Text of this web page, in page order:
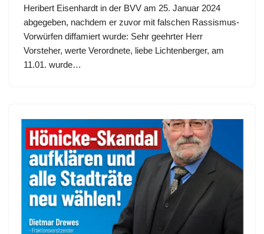
Heribert Eisenhardt in der BVV am 25. Januar 2024
abgegeben, nachdem er zuvor mit falschen Rassismus-
Vorwürfen diffamiert wurde: Sehr geehrter Herr
Vorsteher, werte Verordnete, liebe Lichtenberger, am
11.01. wurde…